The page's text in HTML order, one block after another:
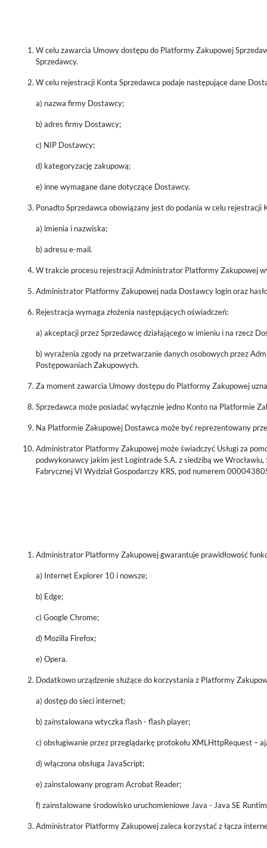
W celu zawarcia Umowy dostępu do Platformy Zakupowej
Sprzedawcy.
W celu rejestracji Konta Sprzedawca podaje następujące dane
a) nazwa firmy Dostawcy;
b) adres firmy Dostawcy;
c) NIP Dostawcy;
d) kategoryzację zakupową;
e) inne wymagane dane dotyczące Dostawcy.
Ponadto Sprzedawca obowiązany jest do podania w celu rejestracji
a) imienia i nazwiska;
b) adresu e-mail.
W trakcie procesu rejestracji Administrator Platformy Zakupowej
Administrator Platformy Zakupowej nada Dostawcy login oraz
Rejestracja wymaga złożenia następujących oświadczeń:
a) akceptacji przez Sprzedawcę działającego w imieniu i na rzecz
b) wyrażenia zgody na przetwarzanie danych osobowych przez
Postępowaniach Zakupowych.
Za moment zawarcia Umowy dostępu do Platformy Zakupowej
Sprzedawca może posiadać wyłącznie jedno Konto na Platformie
Na Platformie Zakupowej Dostawca może być reprezentowany
Administrator Platformy Zakupowej może świadczyć Usługi za
podwykonawcy jakim jest Logintrade S.A. z siedzibą we
Fabrycznej VI Wydział Gospodarczy KRS, pod numerem
Administrator Platformy Zakupowej gwarantuje prawidłowość
a) Internet Explorer 10 i nowsze;
b) Edge;
c) Google Chrome;
d) Mozilla Firefox;
e) Opera.
Dodatkowo urządzenie służące do korzystania z Platformy
a) dostęp do sieci internet;
b) zainstalowana wtyczka flash - flash player;
c) obsługiwanie przez przeglądarkę protokołu XMLHttpRequest –
d) włączona obsługa JavaScript;
e) zainstalowany program Acrobat Reader;
f) zainstalowane środowisko uruchomieniowe Java - Java SE
Administrator Platformy Zakupowej zaleca korzystać z łącza